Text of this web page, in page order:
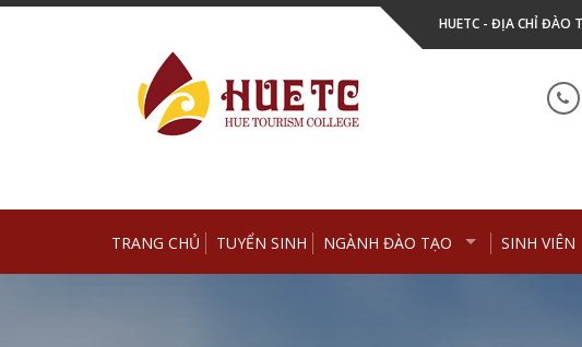
Skip
HUETC - ĐỊA CHỈ ĐÀO
TRANG CHỦ TUYỂN SINH NGÀNH ĐÀO TẠO SINH VIÊN